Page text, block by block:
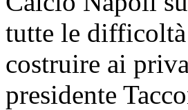
tutte le
costruire ai
presidente